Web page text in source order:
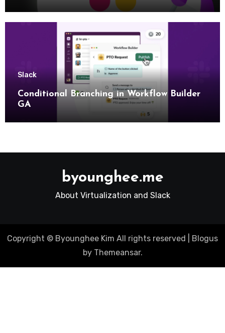
Slack
Conditional Branching in Workflow Builder
GA
byounghee.me
About Virtualization and Slack
Copyright © Byounghee Kim All rights reserved
Blogus
by Themeansar.